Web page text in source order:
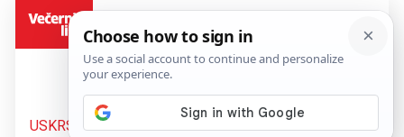
USKRS IMA SNAGU POVEZIVANJA LJUDI